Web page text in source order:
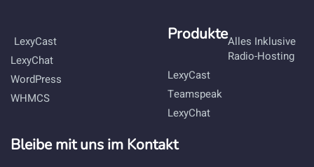
LexyCast
LexyChat
WordPress
WHMCS
ProdukteAlles Inklusive
Radio-Hosting
LexyCast
Teamspeak
LexyChat
Bleibe mit uns im Kontakt